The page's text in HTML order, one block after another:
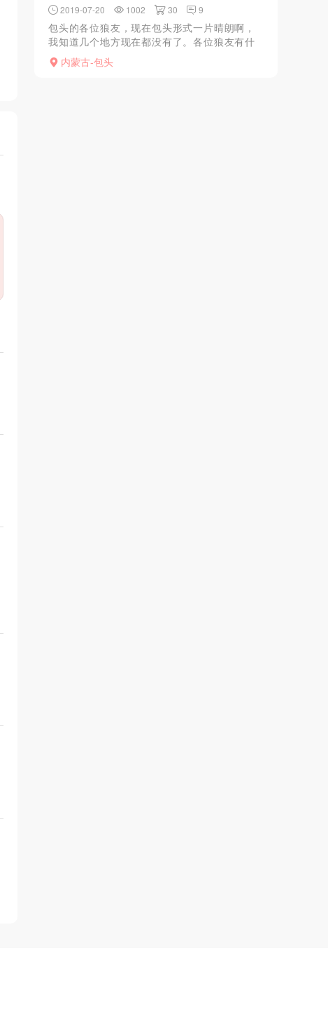
2019-07-20 1002 30 9
包头的各位狼友，现在包头形式一片晴朗啊，
我知道几个地方现在都没有了。各位狼友有什
么推荐的地方吗？洗浴、兼职、QQ群什么的都
行。下方给留言。
内蒙古-包头